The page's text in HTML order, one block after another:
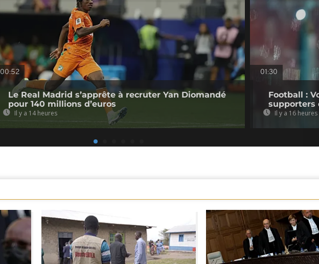
00:52
Le Real Madrid s’apprête à recruter Yan Diomandé
pour 140 millions d’euros
Il y a 14 heures
01:30
Football :
supporters
Il y a 16 heures